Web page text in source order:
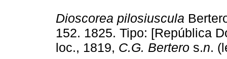
Dioscorea pilosiuscula
152. 1825. Tipo: [República
loc., 1819, C.G. Bertero s.n.